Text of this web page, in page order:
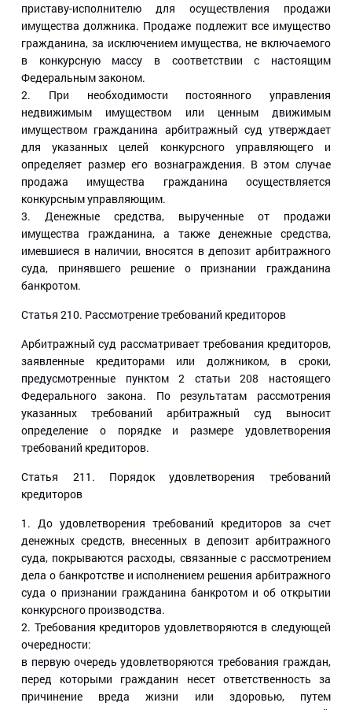
приставу-исполнителю для осуществления продажи
имущества должника. Продаже подлежит все имущество
гражданина, за исключением имущества, не включаемого
в конкурсную массу в соответствии с настоящим
Федеральным законом.
2. При необходимости постоянного управления
недвижимым имуществом или ценным движимым
имуществом гражданина арбитражный суд утверждает
для указанных целей конкурсного управляющего и
определяет размер его вознаграждения. В этом случае
продажа имущества гражданина осуществляется
конкурсным управляющим.
3. Денежные средства, вырученные от продажи
имущества гражданина, а также денежные средства,
имевшиеся в наличии, вносятся в депозит арбитражного
суда, принявшего решение о признании гражданина
банкротом.
Статья 210. Рассмотрение требований кредиторов
Арбитражный суд рассматривает требования кредиторов,
заявленные кредиторами или должником, в сроки,
предусмотренные пунктом 2 статьи 208 настоящего
Федерального закона. По результатам рассмотрения
указанных требований арбитражный суд выносит
определение о порядке и размере удовлетворения
требований кредиторов.
Статья 211 . Порядок удовлетворения требований
кредиторов
1. До удовлетворения требований кредиторов за счет
денежных средств, внесенных в депозит арбитражного
суда, покрываются расходы, связанные с рассмотрением
дела о банкротстве и исполнением решения арбитражного
суда о признании гражданина банкротом и об открытии
конкурсного производства.
2. Требования кредиторов удовлетворяются в следующей
очередности:
в первую очередь удовлетворяются требования граждан,
перед которыми гражданин несет ответственность за
причинение вреда жизни или здоровью, путем